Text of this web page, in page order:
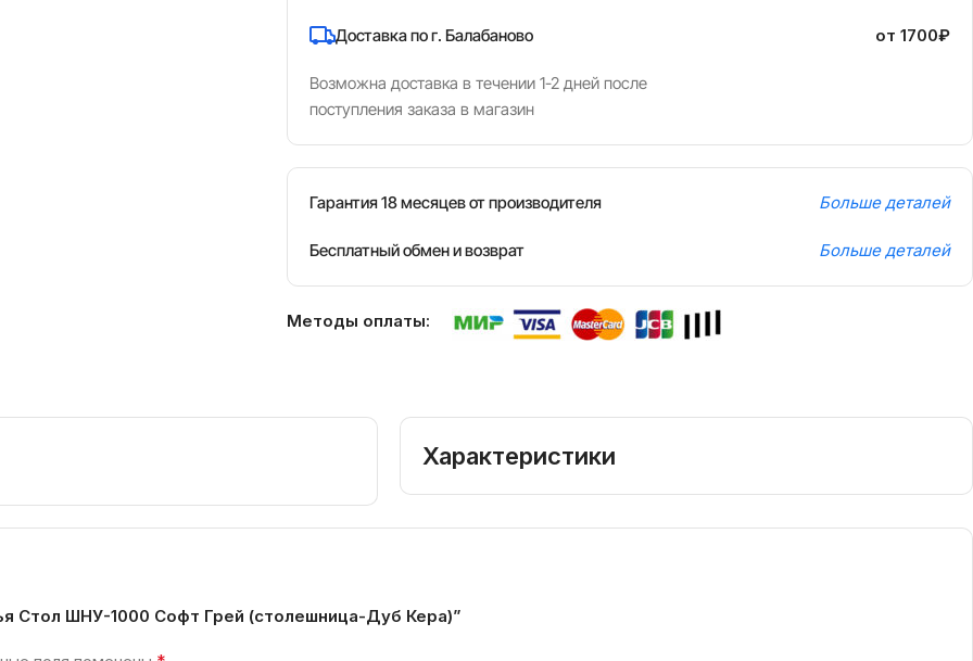
Доставка по г. Балабаново
Возможна доставка в течении 1-2 дней после
поступления заказа в магазин
от 1700₽
Гарантия 18 месяцев от производителя Больше деталей
Бесплатный обмен и возврат Больше деталей
Методы оплаты:
Характеристики
Стол ШНУ-1000 Софт Грей (столешница-Дуб Кера)”